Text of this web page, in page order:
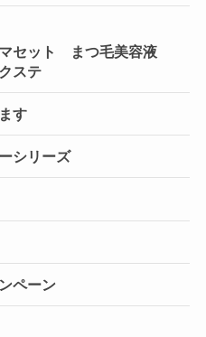
マセット まつ毛美容液
ステ
す
シリーズ
ペーン